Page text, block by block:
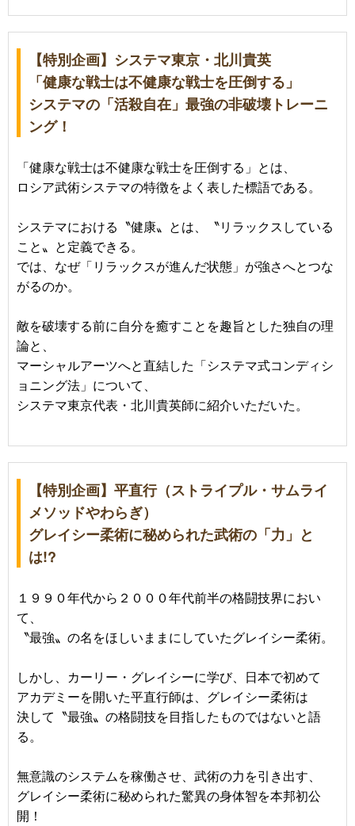
【特別企画】システマ東京・北川貴英
「健康な戦士は不健康な戦士を圧倒する」
システマの「活殺自在」最強の非破壊トレーニ
ング！
「健康な戦士は不健康な戦士を圧倒する」とは、
ロシア武術システマの特徴をよく表した標語である。
システマにおける〝健康〟とは、〝リラックスしている
こと〟と定義できる。
では、なぜ「リラックスが進んだ状態」が強さへとつな
がるのか。
敵を破壊する前に自分を癒すことを趣旨とした独自の理
論と、
マーシャルアーツへと直結した「システマ式コンディシ
ョニング法」について、
システマ東京代表・北川貴英師に紹介いただいた。
【特別企画】平直行（ストライプル・サムライ
メソッドやわらぎ）
グレイシー柔術に秘められた武術の「力」と
は!?
１９９０年代から２０００年代前半の格闘技界におい
て、
〝最強〟の名をほしいままにしていたグレイシー柔術。
しかし、カーリー・グレイシーに学び、日本で初めて
アカデミーを開いた平直行師は、グレイシー柔術は
決して〝最強〟の格闘技を目指したものではないと語
る。
無意識のシステムを稼働させ、武術の力を引き出す、
グレイシー柔術に秘められた驚異の身体智を本邦初公
開！